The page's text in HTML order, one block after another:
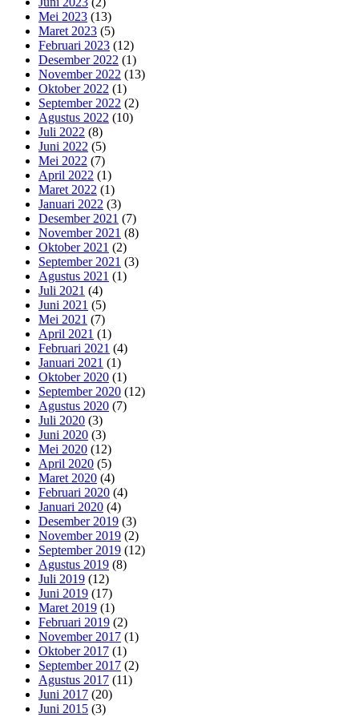
Mei 2023 (13)
Maret 2023 (5)
Februari 2023 (12)
Desember 2022 (1)
November 2022 (13)
Oktober 2022 (1)
September 2022 (2)
Agustus 2022 (10)
Juli 2022 (8)
Juni 2022 (5)
Mei 2022 (7)
April 2022 (1)
Maret 2022 (1)
Januari 2022 (3)
Desember 2021 (7)
November 2021 (8)
Oktober 2021 (2)
September 2021 (3)
Agustus 2021 (1)
Juli 2021 (4)
Juni 2021 (5)
Mei 2021 (7)
April 2021 (1)
Februari 2021 (4)
Januari 2021 (1)
Oktober 2020 (1)
September 2020 (12)
Agustus 2020 (7)
Juli 2020 (3)
Juni 2020 (3)
Mei 2020 (12)
April 2020 (5)
Maret 2020 (4)
Februari 2020 (4)
Januari 2020 (4)
Desember 2019 (3)
November 2019 (2)
September 2019 (12)
Agustus 2019 (8)
Juli 2019 (12)
Juni 2019 (17)
Maret 2019 (1)
Februari 2019 (2)
November 2017 (1)
Oktober 2017 (1)
September 2017 (2)
Agustus 2017 (11)
Juni 2017 (20)
Juni 2015 (3)